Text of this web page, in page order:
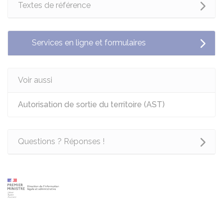
Textes de référence
Services en ligne et formulaires
Voir aussi
Autorisation de sortie du territoire (AST)
Questions ? Réponses !